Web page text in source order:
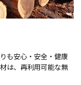
も安心・安全・健康
は、再利用可能な無